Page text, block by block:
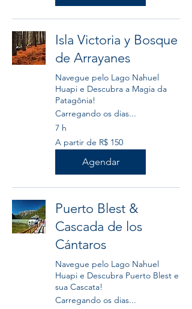
Isla Victoria y Bosque
de Arrayanes
Navegue pelo Lago Nahuel
Huapi e Descubra a Magia da
Patagônia!
Carregando os dias...
7 h
A
partir
de
A partir de R$ 150
Agendar
Puerto Blest &
Cascada de los
Cántaros
Navegue pelo Lago Nahuel
Huapi e Descubra Puerto Blest e
sua Cascata!
Carregando os dias...